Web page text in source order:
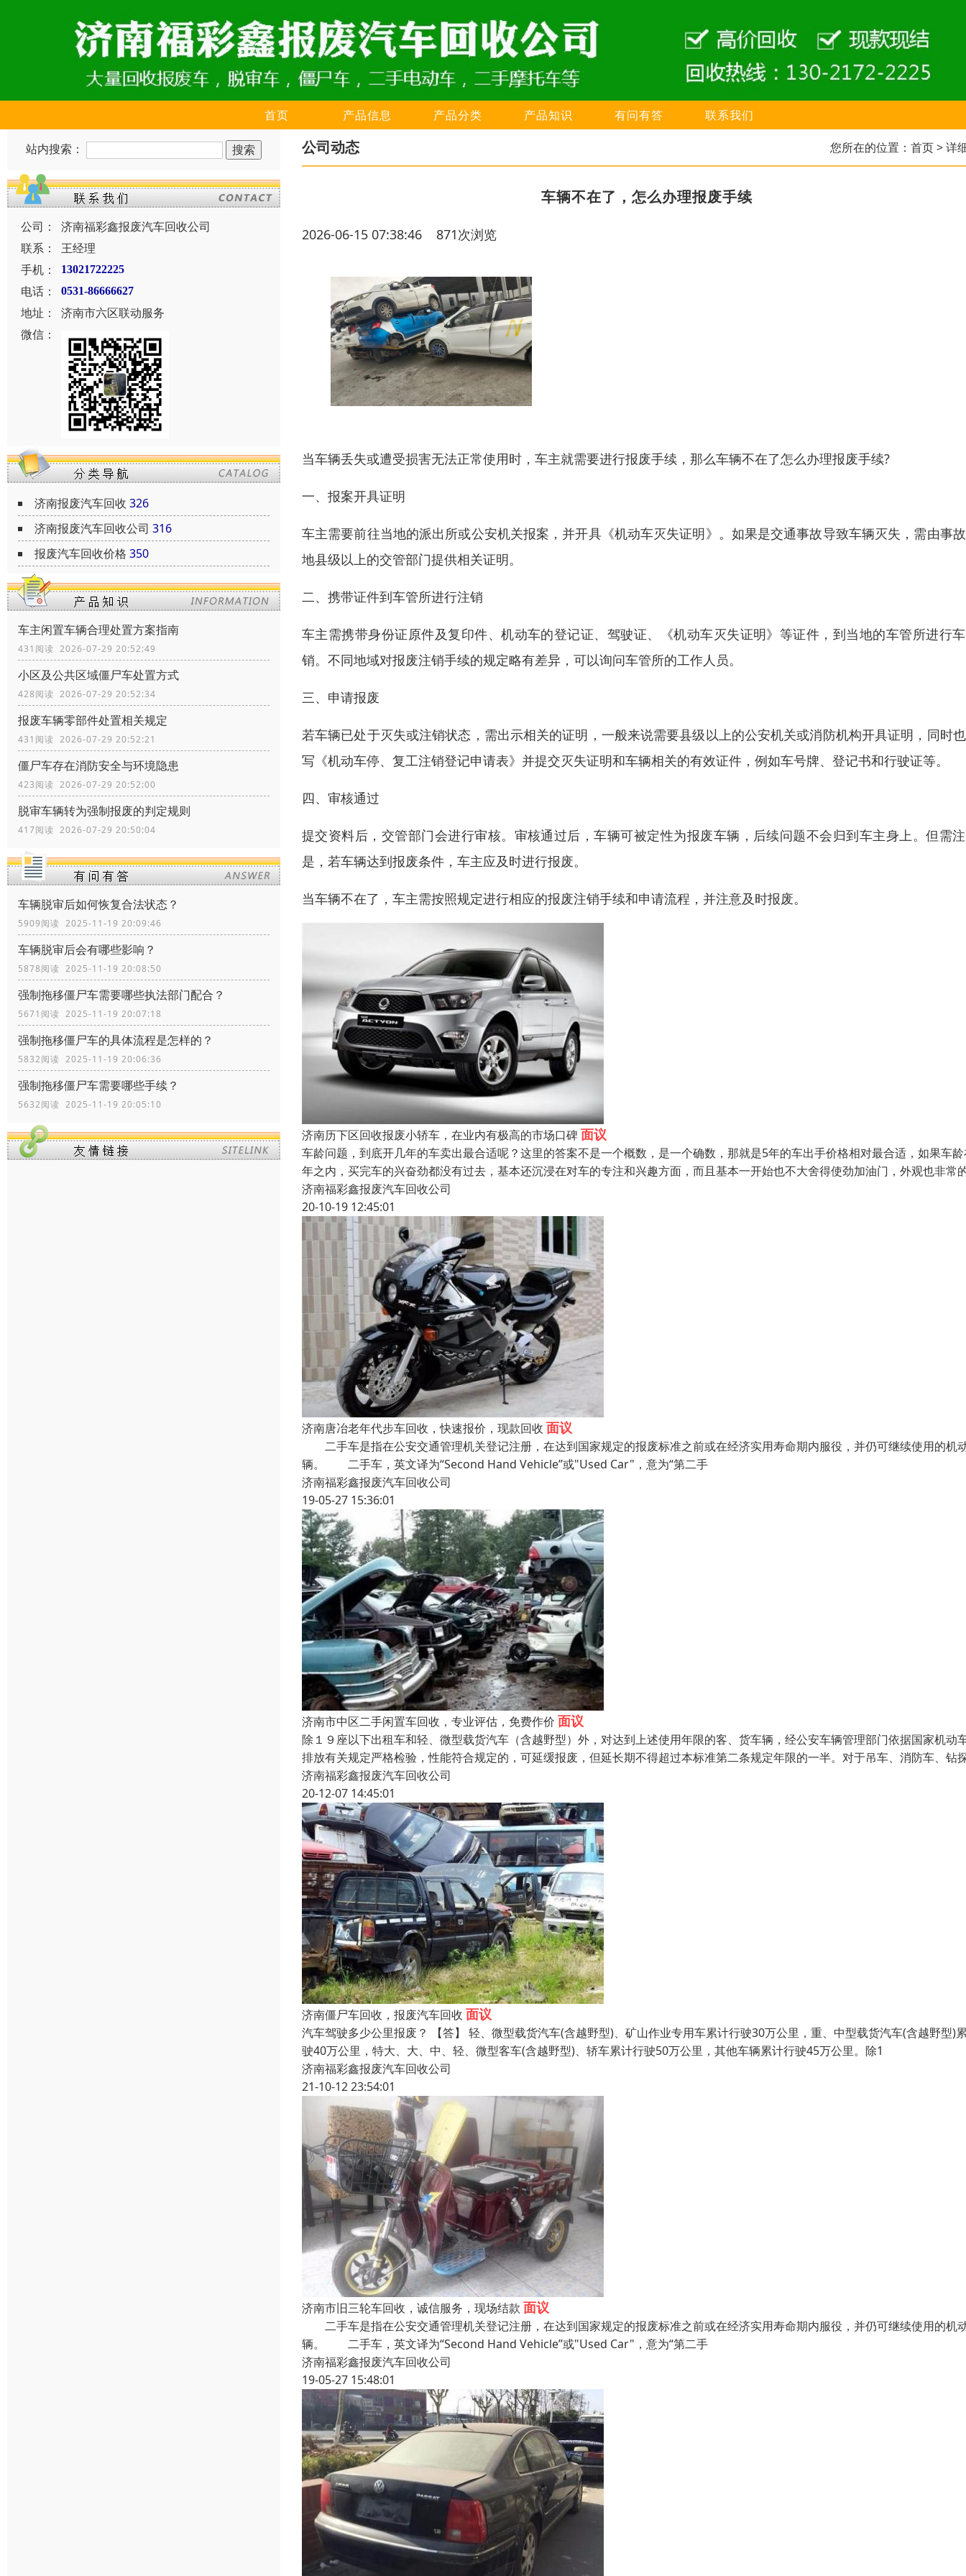
首页 产品信息 产品分类 产品知识 有问有答 联系我们
站内搜索：
公司：
济南福彩鑫报废汽车回收公司
联系：
王经理
手机：
13021722225
电话： 0531-86666627
地址：
济南市六区联动服务
微信：
济南报废汽车回收 326
济南报废汽车回收公司 316
报废汽车回收价格 350
车主闲置车辆合理处置方案指南
431阅读 2026-07-29 20:52:49
小区及公共区域僵尸车处置方式
428阅读 2026-07-29 20:52:34
报废车辆零部件处置相关规定
431阅读 2026-07-29 20:52:21
僵尸车存在消防安全与环境隐患
423阅读 2026-07-29 20:52:00
脱审车辆转为强制报废的判定规则
417阅读 2026-07-29 20:50:04
车辆脱审后如何恢复合法状态？
5909阅读 2025-11-19 20:09:46
车辆脱审后会有哪些影响？
5878阅读 2025-11-19 20:08:50
强制拖移僵尸车需要哪些执法部门配合？
5671阅读 2025-11-19 20:07:18
强制拖移僵尸车的具体流程是怎样的？
5832阅读 2025-11-19 20:06:36
强制拖移僵尸车需要哪些手续？
5632阅读 2025-11-19 20:05:10
公司动态 您所在的位置： 首页> 详
车辆不在了，怎么办理报废手续
2026-06-15 07:38:46 871次浏览
当车辆丢失或遭受损害无法正常使用时，车主就需要进行报废手续，那么车辆不在了怎么办理报废手续?
一、报案开具证明
车主需要前往当地的派出所或公安机关报案，并开具《机动车灭失证明》。如果是交通事故导致车辆灭失，需由事
地县级以上的交管部门提供相关证明。
二、携带证件到车管所进行注销
车主需携带身份证原件及复印件、机动车的登记证、驾驶证、《机动车灭失证明》等证件，到当地的车管所进行
销。不同地域对报废注销手续的规定略有差异，可以询问车管所的工作人员。
三、申请报废
若车辆已处于灭失或注销状态，需出示相关的证明，一般来说需要县级以上的公安机关或消防机构开具证明，同时
写《机动车停、复工注销登记申请表》并提交灭失证明和车辆相关的有效证件，例如车号牌、登记书和行驶证等。
四、审核通过
提交资料后，交管部门会进行审核。审核通过后，车辆可被定性为报废车辆，后续问题不会归到车主身上。但需
是，若车辆达到报废条件，车主应及时进行报废。
当车辆不在了，车主需按照规定进行相应的报废注销手续和申请流程，并注意及时报废。
济南历下区回收报废小轿车，在业内有极高的市场口碑面议
车龄问题，到底开几年的车卖出最合适呢？这里的答案不是一个概数，是一个确数，那就是5年的车出手价格相对最合适，如果车
年之内，买完车的兴奋劲都没有过去，基本还沉浸在对车的专注和兴趣方面，而且基本一开始也不大舍得使劲加油门，外观也非常
济南福彩鑫报废汽车回收公司
20-10-19 12:45:01
济南唐冶老年代步车回收，快速报价，现款回收 面议
二手车是指在公安交通管理机关登记注册，在达到国家规定的报废标准之前或在经济实用寿命期内服役，并仍可继续使用的机
辆。 二手车，英文译为“Second Hand Vehicle”或"Used Car"，意为“第二手
济南福彩鑫报废汽车回收公司
19-05-27 15:36:01
济南市中区二手闲置车回收，专业评估，免费作价 面议
除１９座以下出租车和轻、微型载货汽车（含越野型）外，对达到上述使用年限的客、货车辆，经公安车辆管理部门依据国家机动
排放有关规定严格检验，性能符合规定的，可延缓报废，但延长期不得超过本标准第二条规定年限的一半。对于吊车、消防车、钻
济南福彩鑫报废汽车回收公司
20-12-07 14:45:01
济南僵尸车回收，报废汽车回收 面议
汽车驾驶多少公里报废？ 【答】 轻、微型载货汽车(含越野型)、矿山作业专用车累计行驶30万公里，重、中型载货汽车(含越野型)
驶40万公里，特大、大、中、轻、微型客车(含越野型)、轿车累计行驶50万公里，其他车辆累计行驶45万公里。除1
济南福彩鑫报废汽车回收公司
21-10-12 23:54:01
济南市旧三轮车回收，诚信服务，现场结款 面议
二手车是指在公安交通管理机关登记注册，在达到国家规定的报废标准之前或在经济实用寿命期内服役，并仍可继续使用的机
辆。 二手车，英文译为“Second Hand Vehicle”或"Used Car"，意为“第二手
济南福彩鑫报废汽车回收公司
19-05-27 15:48:01